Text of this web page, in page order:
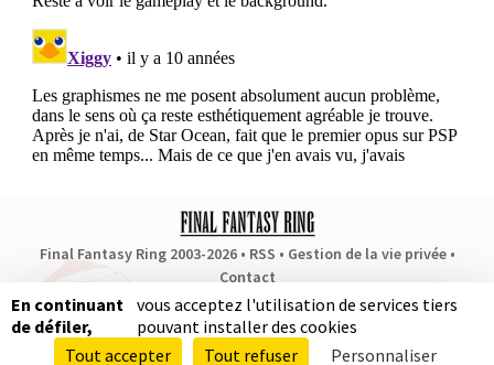
Autres actualités
Final Fantasy Ring 2003-2026 • RSS • Gestion de la vie privée•
Contact
Partenaires
RPG Soluce•Dragon Quest Fan •Puissance Zelda
En continuant
de défiler,
vous acceptez l'utilisation de services tiers
pouvant installer des cookies
Tout accepter
Tout refuser Personnaliser